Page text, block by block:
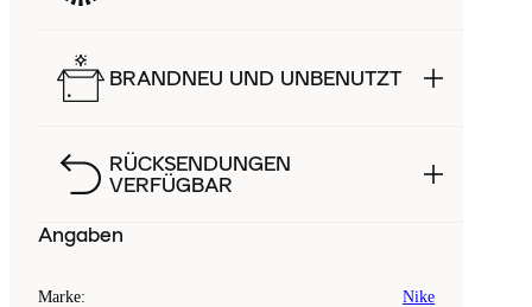
BRANDNEU UND UNBENUTZT
RÜCKSENDUNGEN
VERFÜGBAR
Angaben
Marke: Nike